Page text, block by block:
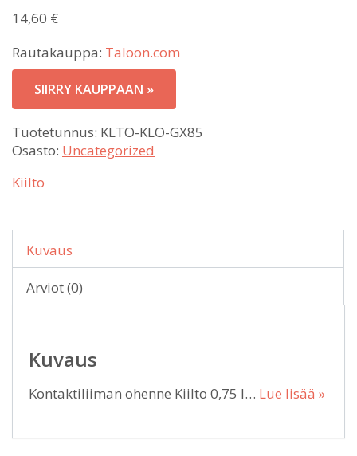
14,60 €
Rautakauppa: Taloon.com
SIIRRY KAUPPAAN »
Tuotetunnus: KLTO-KLO-GX85
Osasto: Uncategorized
Kiilto
Kuvaus
Arviot (0)
Kuvaus
Kontaktiliiman ohenne Kiilto 0,75 l… Lue lisää »